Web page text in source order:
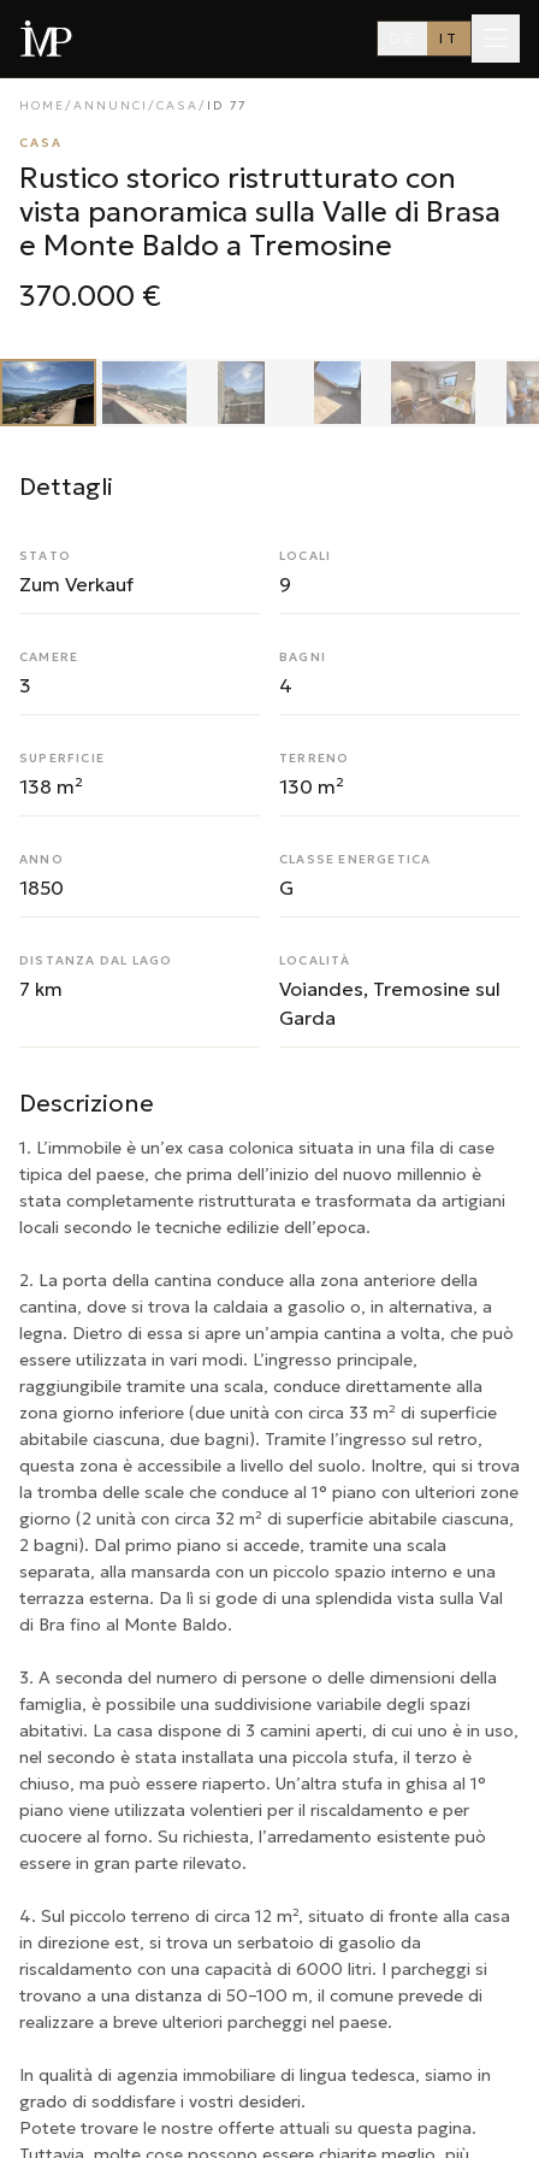
IT
HOME/ANNUNCI /CASA/ ID 77
CASA
Rustico storico ristrutturato con
vista panoramica sulla Valle di Brasa
e Monte Baldo a Tremosine
370.000 €
Dettagli
STATO
Zum Verkauf
LOCALI
9
CAMERE
3
BAGNI
4
SUPERFICIE
138 m²
TERRENO
130 m²
ANNO
1850
CLASSE ENERGETICA
G
DISTANZA DAL LAGO
7 km
LOCALITÀ
Voiandes, Tremosine sul
Garda
Descrizione
1. L’immobile è un’ex casa colonica situata in una fila di case
tipica del paese, che prima dell’inizio del nuovo millennio è
stata completamente ristrutturata e trasformata da artigiani
locali secondo le tecniche edilizie dell’epoca.
2. La porta della cantina conduce alla zona anteriore della
cantina, dove si trova la caldaia a gasolio o, in alternativa, a
legna. Dietro di essa si apre un’ampia cantina a volta, che può
essere utilizzata in vari modi. L’ingresso principale,
raggiungibile tramite una scala, conduce direttamente alla
zona giorno inferiore (due unità con circa 33 m² di superficie
abitabile ciascuna, due bagni). Tramite l’ingresso sul retro,
questa zona è accessibile a livello del suolo. Inoltre, qui si trova
la tromba delle scale che conduce al 1° piano con ulteriori zone
giorno (2 unità con circa 32 m² di superficie abitabile ciascuna,
2 bagni). Dal primo piano si accede, tramite una scala
separata, alla mansarda con un piccolo spazio interno e una
terrazza esterna. Da lì si gode di una splendida vista sulla Val
di Bra fino al Monte Baldo.
3. A seconda del numero di persone o delle dimensioni della
famiglia, è possibile una suddivisione variabile degli spazi
abitativi. La casa dispone di 3 camini aperti, di cui uno è in uso,
nel secondo è stata installata una piccola stufa, il terzo è
chiuso, ma può essere riaperto. Un’altra stufa in ghisa al 1°
piano viene utilizzata volentieri per il riscaldamento e per
cuocere al forno. Su richiesta, l’arredamento esistente può
essere in gran parte rilevato.
4. Sul piccolo terreno di circa 12 m², situato di fronte alla casa
in direzione est, si trova un serbatoio di gasolio da
riscaldamento con una capacità di 6000 litri. I parcheggi si
trovano a una distanza di 50–100 m, il comune prevede di
realizzare a breve ulteriori parcheggi nel paese.
In qualità di agenzia immobiliare di lingua tedesca, siamo in
grado di soddisfare i vostri desideri.
Potete trovare le nostre offerte attuali su questa pagina.